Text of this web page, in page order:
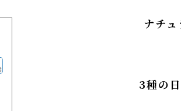
ナチ
3種の